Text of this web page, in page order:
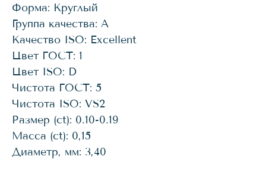
Форма: Круглый
Группа качества: А
Качество ISO: Excellent
Цвет ГОСТ: 1
Цвет ISO: D
Чистота ГОСТ: 5
Чистота ISO: VS2
Размер (ct): 0.10-0.19
Масса (ct): 0,15
Диаметр, мм: 3,40